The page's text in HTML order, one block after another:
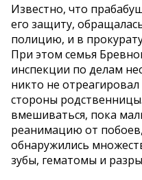
Известно, что
его защиту,
полицию, и в
При этом семья
инспекции по делам
никто не
стороны
вмешиваться, пока
реанимацию от
обнаружились
зубы, гематомы и